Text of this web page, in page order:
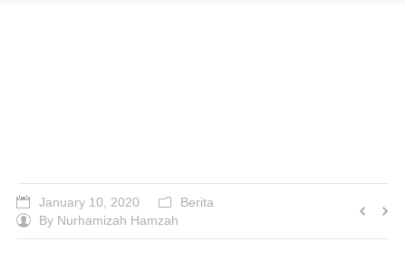
January 10, 2020
Berita
By Nurhamizah Hamzah